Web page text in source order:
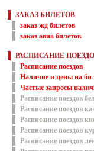
ЗАКАЗ БИЛЕТОВ
заказ жд билетов
заказ авиа билетов
РАСПИСАНИЕ
Расписание поездов
Наличие и цены на
Частые запросы
Расписание поездов
Расписание поездов
Расписание поездов
Расписание поездов
Расписание поездов